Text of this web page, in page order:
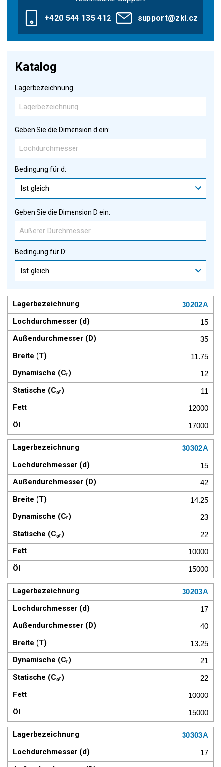
+420 544 135 412 support@zkl.cz
Katalog
Lagerbezeichnung
Geben Sie die Dimension d ein:
Bedingung für d:
Ist gleich
Geben Sie die Dimension D ein:
Bedingung für D:
Ist gleich
30202A
15
35
11.75
12
11
12000
17000
30302A
15
42
14.25
23
22
10000
15000
30203A
17
40
13.25
21
22
10000
15000
30303A
17